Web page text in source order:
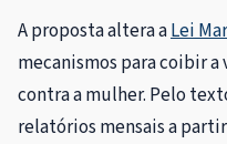
A proposta altera aLei
mecanismos para coibir
contra a mulher. Pelo
relatórios mensais a